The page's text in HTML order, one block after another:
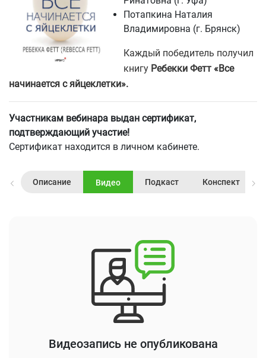
Потапкина Наталия
Владимировна (г. Брянск)
Каждый победитель получил
книгу Ребекки Фетт «Все
начинается с яйцеклетки».
Участникам вебинара выдан сертификат,
подтверждающий участие!
Сертификат находится в личном кабинете.
Описание Видео Подкаст Конспект
Видеозапись не опубликована